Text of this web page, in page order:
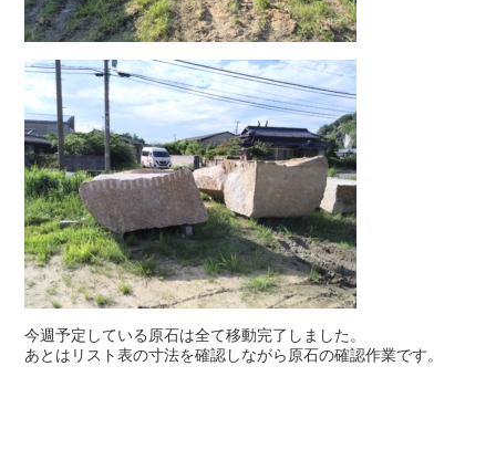
今週予定している原石は全て移動完了しました。
あとはリスト表の寸法を確認しながら原石の確認作業です。